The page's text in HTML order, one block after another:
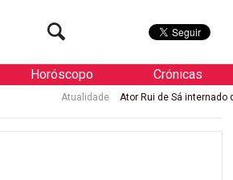
Horóscopo Crónicas
Ator Rui de Sá internado de urgência com